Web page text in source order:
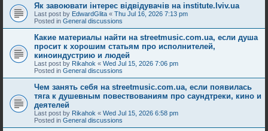
Як завоювати інтерес відвідувачів на institute.lviv.ua
Last post by EdwardGlita « Thu Jul 16, 2026 7:13 pm
Posted in General discussions
Какие материалы найти на streetmusic.com.ua, если душа
просит к хорошим статьям про исполнителей,
киноиндустрию и людей
Last post by Rikahok « Wed Jul 15, 2026 7:06 pm
Posted in General discussions
Чем занять себя на streetmusic.com.ua, если появилась
тяга к душевным повествованиям про саундтреки, кино и
деятелей
Last post by Rikahok « Wed Jul 15, 2026 6:58 pm
Posted in General discussions